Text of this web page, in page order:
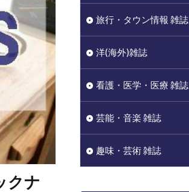
クナ
旅行・タウン情報 雑誌
洋(海外)雑誌
看護・医学・医療 雑誌
芸能・音楽 雑誌
趣味・芸術 雑誌